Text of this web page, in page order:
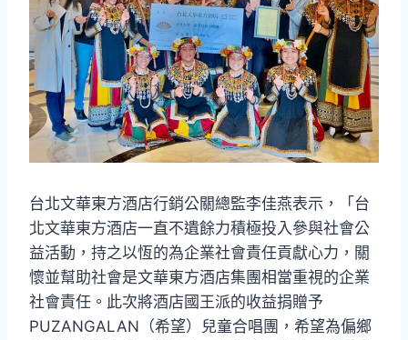
台北文華東方酒店行銷公關總監李佳燕表示，「台
北文華東方酒店一直不遺餘力積極投入參與社會公
益活動，持之以恆的為企業社會責任貢獻心力，關
懷並幫助社會是文華東方酒店集團相當重視的企業
社會責任。此次將酒店國王派的收益捐贈予
PUZANGALAN（希望）兒童合唱團，希望為偏鄉